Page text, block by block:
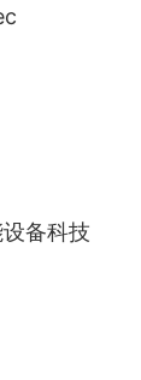
备科技